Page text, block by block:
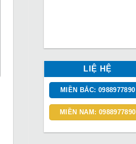
LIỆ HỆ
MIỀN BẮC: 0988977890
MIỀN NAM: 0988977890